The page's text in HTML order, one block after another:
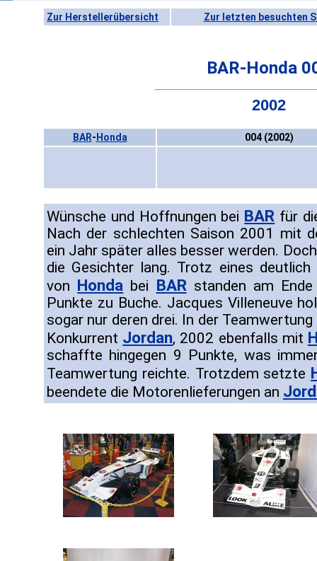
Zur Herstellerübersicht Zur letzten besuchten
BAR-Honda
2002
BAR- Honda 004 (2002)
Wünsche und Hoffnungen bei BAR für
Nach der schlechten Saison 2001 mit
ein Jahr später alles besser werden.
die Gesichter lang. Trotz eines deutlich
von Honda bei BARstanden am
Punkte zu Buche. Jacques Villeneuve
sogar nur deren drei. In der
Konkurrent Jordan, 2002 ebenfalls mit
schaffte hingegen 9 Punkte, was
Teamwertung reichte. Trotzdem setzte
beendete die Motorenlieferungen an